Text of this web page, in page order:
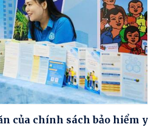
của chính sách bảo hiểm y